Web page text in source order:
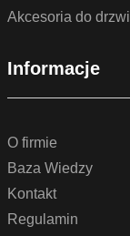
Akcesoria do drzwi
Informacje
O firmie
Baza Wiedzy
Kontakt
Regulamin